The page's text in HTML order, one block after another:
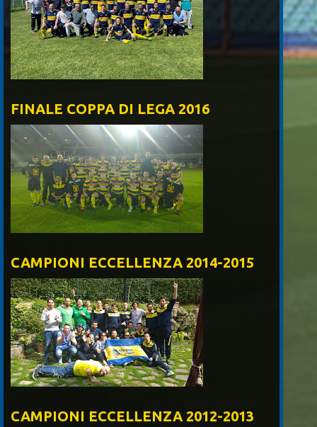
FINALE COPPA DI LEGA 2016
CAMPIONI ECCELLENZA 2014-2015
CAMPIONI ECCELLENZA 2012-2013